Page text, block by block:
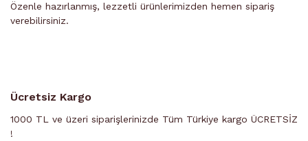
Özenle hazırlanmış, lezzetli ürünlerimizden hemen sipariş
verebilirsiniz.
Ücretsiz Kargo
1000 TL ve üzeri siparişlerinizde Tüm Türkiye kargo ÜCRETSİZ
!